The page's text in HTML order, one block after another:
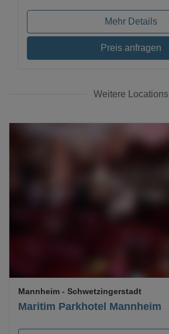
Mehr Details
Preis anfragen
Weitere Locations
Maritim Parkhotel Mannheim
Mannheim - Schwetzingerstadt